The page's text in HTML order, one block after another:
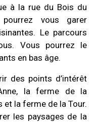
à la rue du Bois du
vous garer
Le parcours
Vous pourrez le
en bas âge.
des points d’intérêt
la ferme de la
et la ferme de la Tour.
les paysages de la